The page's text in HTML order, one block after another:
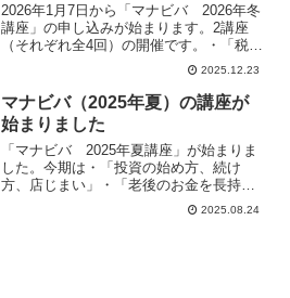
2026年1月7日から「マナビバ 2026年冬
講座」の申し込みが始まります。2講座
（それぞれ全4回）の開催です。・「税・
社会保険・年収の壁を知ろう」・「イン
フレ時代の手間なし資産形成」中立な立
場で注意すべきポイントなどをわかりや
すく説明しま...
2025.12.23
マナビバ（2025年夏）の講座が
始まりました
「マナビバ 2025年夏講座」が始まりま
した。今期は・「投資の始め方、続け
方、店じまい」・「老後のお金を長持ち
させる肝」の2講座で、それぞれ全4回の
開催です。中立な立場で注意すべきポイ
2025.08.24